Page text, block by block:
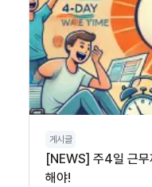
게시글
[NEWS] 주4일 근무
해야!